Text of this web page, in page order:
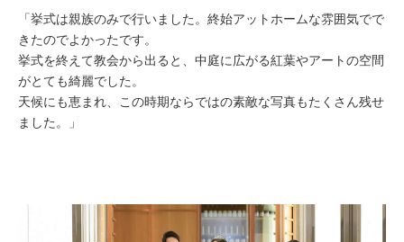
「挙式は親族のみで行いました。終始アットホームな雰囲気でで
きたのでよかったです。
挙式を終えて教会から出ると、中庭に広がる紅葉やアートの空間
がとても綺麗でした。
天候にも恵まれ、この時期ならではの素敵な写真もたくさん残せ
ました。」